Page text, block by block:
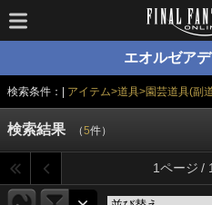
エオルゼア
検索条件：| アイテム>道具>園芸道具(副
検索結果 （5件）
1ページ /